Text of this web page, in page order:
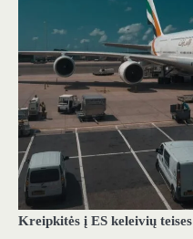
Kreipkitės į ES keleivių teises